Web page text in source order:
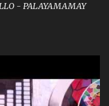
- PALAYAMAMAY